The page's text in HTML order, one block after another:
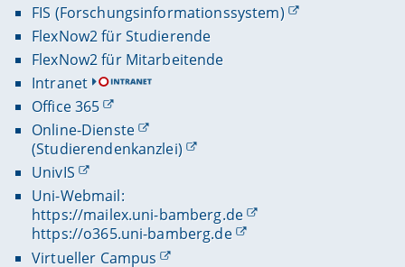
FIS (Forschungsinformationssystem)
FlexNow2 für Studierende
FlexNow2 für Mitarbeitende
Intranet
Office 365
Online-Dienste
(Studierendenkanzlei)
UnivIS
Uni-Webmail:
https://mailex.uni-bamberg.de
https://o365.uni-bamberg.de
Virtueller Campus